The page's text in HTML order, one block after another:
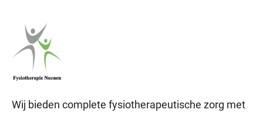
Wij bieden complete fysiotherapeutische zorg met